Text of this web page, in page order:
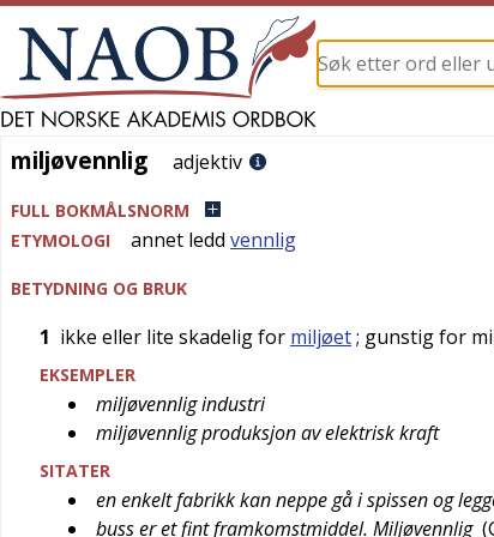
miljøvennlig
miljøvennlig adjektiv
FULL BOKMÅLSNORM
ETYMOLOGI
annet ledd vennlig
BETYDNING OG BRUK
1 ikke eller lite skadelig for miljøet; gunstig for
EKSEMPLER
miljøvennlig industri
miljøvennlig produksjon av elektrisk kraft
SITATER
en enkelt fabrikk kan neppe gå i spissen og
buss er et fint framkomstmiddel. Miljøvennlig (